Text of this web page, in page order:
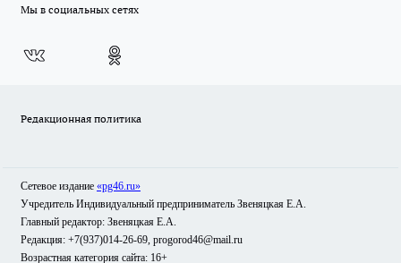
Мы в социальных сетях
Редакционная политика
Сетевое издание «pg46.ru»
Учредитель Индивидуальный предприниматель Звеняцкая Е.А.
Главный редактор: Звеняцкая Е.А.
Редакция: +7(937)014-26-69, progorod46@mail.ru
Возрастная категория сайта: 16+